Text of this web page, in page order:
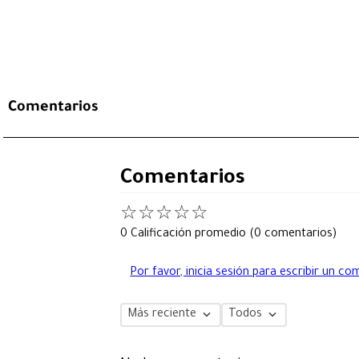
Comentarios
Comentarios
☆☆☆☆☆
0 Calificación promedio (0 comentarios)
Por favor, inicia sesión para escribir un
Más reciente Todos